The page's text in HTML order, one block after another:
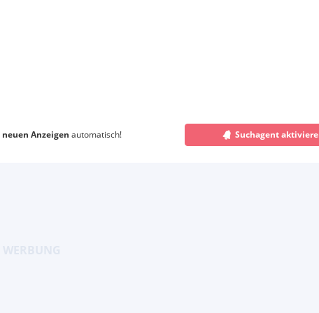
neuen Anzeigen automatisch! Suchagent